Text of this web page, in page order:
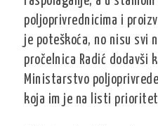
poljoprivrednicima i
je poteškoća, no nisu svi
pročelnica Radić dodavši
Ministarstvo
koja im je na listi